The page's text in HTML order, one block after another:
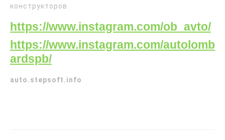
конструкторов.
https://www.instagram.com/ob_avto/
https://www.instagram.com/autolomb
ardspb/
auto.stepsoft.info